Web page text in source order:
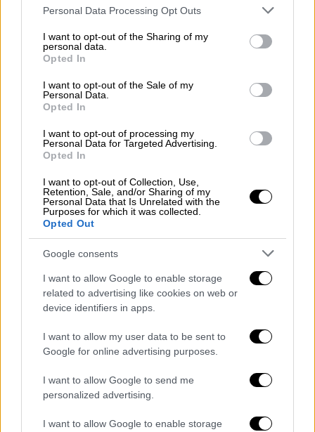
Please note that this website/app uses one or more Google
not limited to your visit or usage behaviour. You may click to
grant or deny consent to Google and its third-party tags to
use your data for below specified purposes in below Google
consent section.
Personal Data Processing Opt Outs
I want to opt-out of the Sharing of my
personal data.
Opted In
I want to opt-out of the Sale of my
Personal Data.
Opted In
I want to opt-out of processing my
Personal Data for Targeted Advertising.
Opted In
I want to opt-out of Collection, Use,
Retention, Sale, and/or Sharing of my
Personal Data that Is Unrelated with the
Purposes for which it was collected.
Opted Out
Google consents
I want to allow Google to enable storage
related to advertising like cookies on web or
device identifiers in apps.
I want to allow my user data to be sent to
Google for online advertising purposes.
I want to allow Google to send me
personalized advertising.
I want to allow Google to enable storage
Αθλητισμός|22.11.2024 22:50
Ένοχος για βιασμό ο Κόνορ
ΜακΓκρέγκορ - Θα πληρώσει 250.000
δολάρια
Nikita Hand